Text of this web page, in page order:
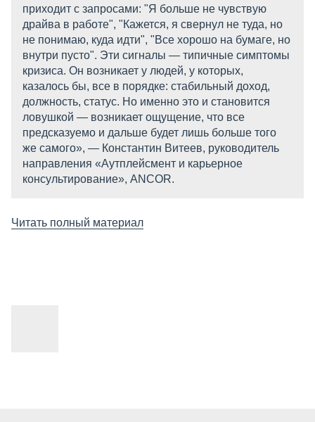
приходит с запросами: "Я больше не чувствую
драйва в работе", "Кажется, я свернул не туда, но
не понимаю, куда идти", "Все хорошо на бумаге, но
внутри пусто". Эти сигналы — типичные симптомы
кризиса. Он возникает у людей, у которых,
казалось бы, все в порядке: стабильный доход,
должность, статус. Но именно это и становится
ловушкой — возникает ощущение, что все
предсказуемо и дальше будет лишь больше того
же самого», — Константин Витеев, руководитель
направления «Аутплейсмент и карьерное
консультирование», ANCOR.
Читать полный материал